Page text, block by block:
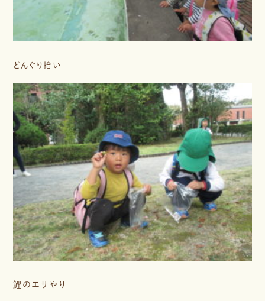
どんぐり拾い
鯉のエサやり